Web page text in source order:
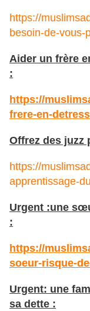
https://
besoin-de-vous-
Aider un frère
:
https://
frere-en-
Offrez des juzz
https://
apprentissage-
Urgent :une
:
https://
soeur-risque-
Urgent: une
sa dette :